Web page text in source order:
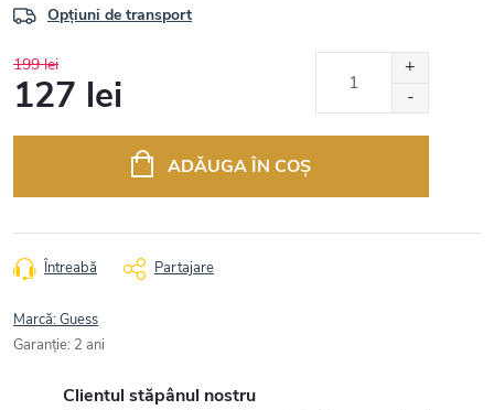
Opțiuni de transport
199 lei
127 lei
ADĂUGA ÎN COŞ
Întreabă Partajare
Marcă:Guess
Garanţie: 2 ani
Clientul stăpânul nostru